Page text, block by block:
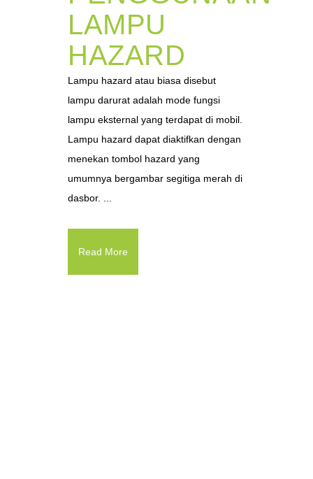
LAMPU
HAZARD
Lampu hazard atau biasa disebut
lampu darurat adalah mode fungsi
lampu eksternal yang terdapat di mobil.
Lampu hazard dapat diaktifkan dengan
menekan tombol hazard yang
umumnya bergambar segitiga merah di
dasbor. ...
Read More